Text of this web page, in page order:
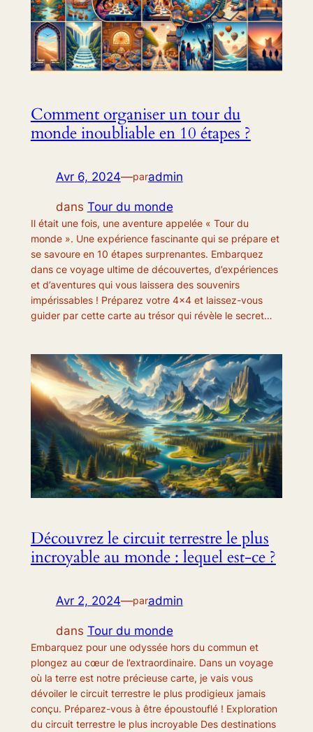
Comment organiser un tour du
monde inoubliable en 10 étapes ?
Avr 6, 2024—paradmin
dans Tour du monde
Il était une fois, une aventure appelée « Tour du
monde ». Une expérience fascinante qui se prépare et
se savoure en 10 étapes surprenantes. Embarquez
dans ce voyage ultime de découvertes, d’expériences
et d’aventures qui vous laissera des souvenirs
impérissables ! Préparez votre 4×4 et laissez-vous
guider par cette carte au trésor qui révèle le secret…
Découvrez le circuit terrestre le plus
incroyable au monde : lequel est-ce ?
Avr 2, 2024—paradmin
dans Tour du monde
Embarquez pour une odyssée hors du commun et
plongez au cœur de l’extraordinaire. Dans un voyage
où la terre est notre précieuse carte, je vais vous
dévoiler le circuit terrestre le plus prodigieux jamais
conçu. Préparez-vous à être époustouflé ! Exploration
du circuit terrestre le plus incroyable Des destinations